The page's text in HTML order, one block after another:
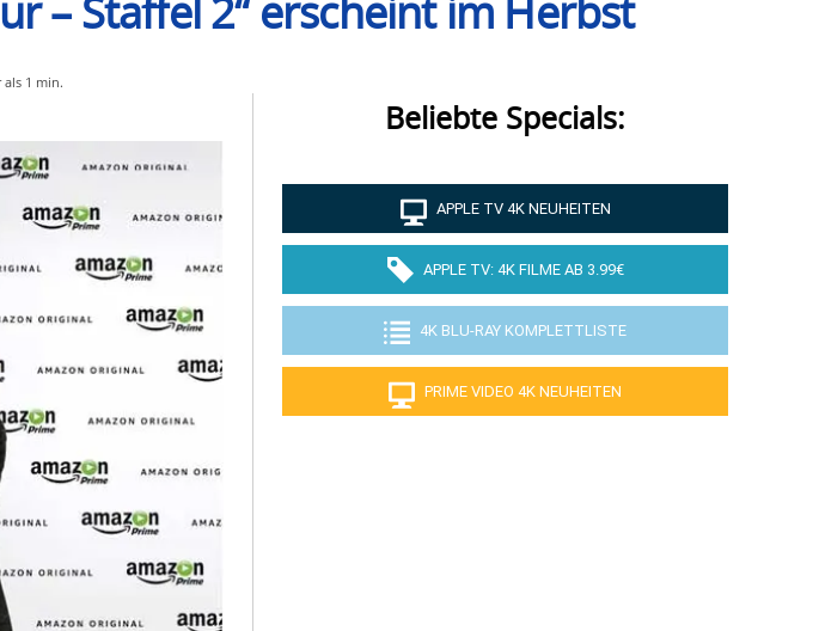
– Staffel 2“ erscheint im Herbst
1 min.
Beliebte Specials:
APPLE TV 4K NEUHEITEN
APPLE TV: 4K FILME AB 3.99€
4K BLU-RAY KOMPLETTLISTE
PRIME VIDEO 4K NEUHEITEN